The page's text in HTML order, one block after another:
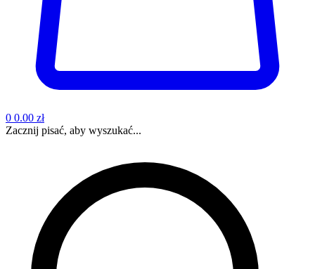
0 0.00 zł
Zacznij pisać, aby wyszukać...